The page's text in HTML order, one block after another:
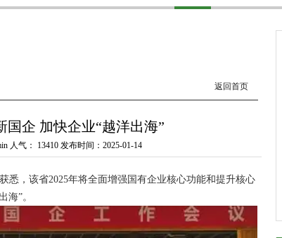
返回首页
国企 加快企业“越洋出海”
人气： 13410 发布时间：2025-01-14
悉，该省2025年将全面增强国有企业核心功能和提升核心
海”。